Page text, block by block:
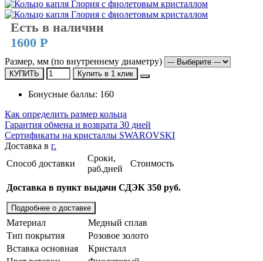
Есть в наличии
1600 Р
Размер, мм (по внутреннему диаметру)
КУПИТЬ Купить в 1 клик
Бонусные баллы: 160
Как определить размер кольца
Гарантия обмена и возврата 30 дней
Сертификаты на кристаллы SWAROVSKI
Доставка в г.
Способ доставки
Сроки,
раб.дней
Стоимость
Доставка в пункт выдачи СДЭК 350 руб.
Подробнее о доставке
Материал
Медный сплав
Тип покрытия
Розовое золото
Вставка основная
Кристалл